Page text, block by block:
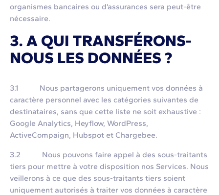
organismes bancaires ou d’assurances sera peut-être
nécessaire.
3. A QUI TRANSFÉRONS-
NOUS LES DONNÉES ?
3.1 Nous partagerons uniquement vos données à
caractère personnel avec les catégories suivantes de
destinataires, sans que cette liste ne soit exhaustive :
Google Analytics, Heyflow, WordPress,
ActiveCompaign, Hubspot et Chargebee.
3.2 Nous pouvons faire appel à des sous-traitants
tiers pour mettre à votre disposition nos Services. Nous
veillerons à ce que des sous-traitants tiers soient
uniquement autorisés à traiter vos données à caractère